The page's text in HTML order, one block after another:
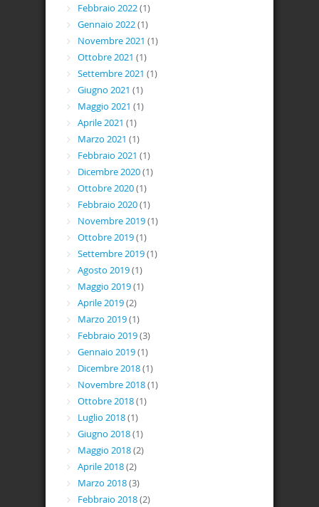
Febbraio 2022(1)
Gennaio 2022(1)
Novembre 2021 (1)
Ottobre 2021 (1)
Settembre 2021 (1)
Giugno 2021 (1)
Maggio 2021 (1)
Aprile 2021 (1)
Marzo 2021 (1)
Febbraio 2021 (1)
Dicembre 2020(1)
Ottobre 2020(1)
Febbraio 2020(1)
Novembre 2019(1)
Ottobre 2019(1)
Settembre 2019(1)
Agosto 2019(1)
Maggio 2019(1)
Aprile 2019(2)
Marzo 2019(1)
Febbraio 2019(3)
Gennaio 2019(1)
Dicembre 2018(1)
Novembre 2018(1)
Ottobre 2018(1)
Luglio 2018(1)
Giugno 2018(1)
Maggio 2018(2)
Aprile 2018(2)
Marzo 2018(3)
Febbraio 2018(2)